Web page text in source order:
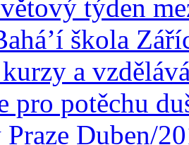
týden
škola
a
pro potěchu
Praze Duben/